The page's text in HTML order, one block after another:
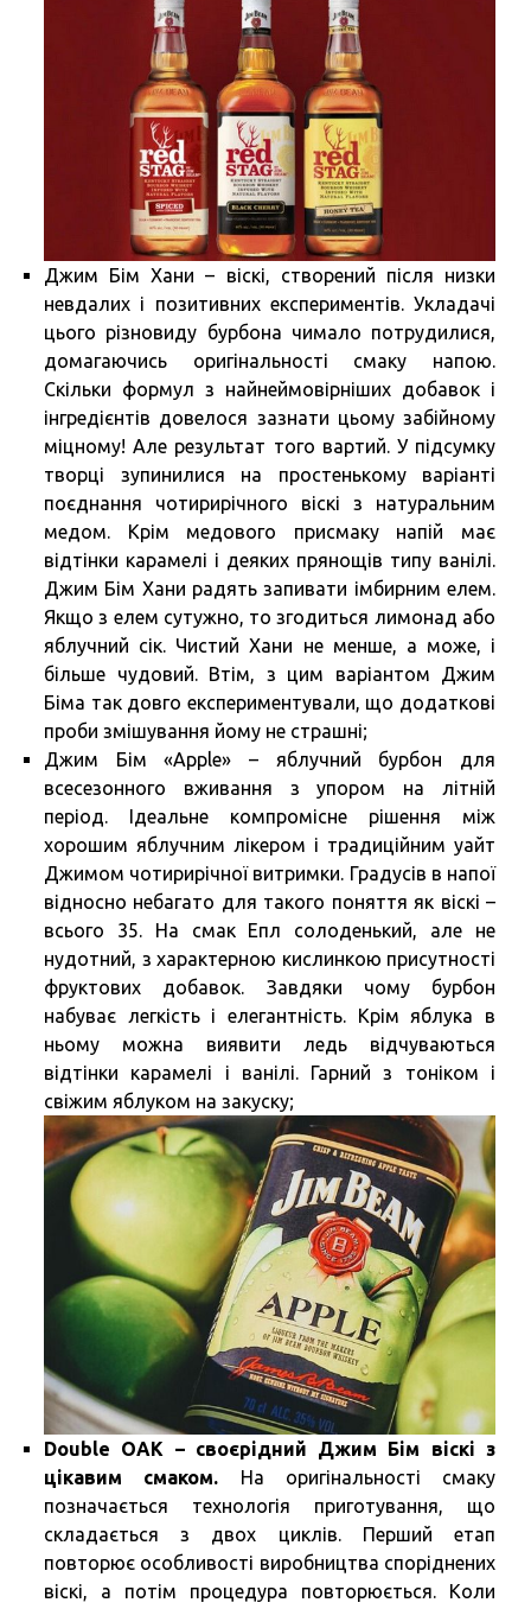
Джим Бім Хани – віскі, створений після низки
невдалих і позитивних експериментів. Укладачі
цього різновиду бурбона чимало потрудилися,
домагаючись оригінальності смаку напою.
Скільки формул з найнеймовірніших добавок і
інгредієнтів довелося зазнати цьому забійному
міцному! Але результат того вартий. У підсумку
творці зупинилися на простенькому варіанті
поєднання чотирирічного віскі з натуральним
медом. Крім медового присмаку напій має
відтінки карамелі і деяких прянощів типу ванілі.
Джим Бім Хани радять запивати імбирним елем.
Якщо з елем сутужно, то згодиться лимонад або
яблучний сік. Чистий Хани не менше, а може, і
більше чудовий. Втім, з цим варіантом Джим
Біма так довго експериментували, що додаткові
проби змішування йому не страшні;
Джим Бім «Apple» – яблучний бурбон для
всесезонного вживання з упором на літній
період. Ідеальне компромісне рішення між
хорошим яблучним лікером і традиційним уайт
Джимом чотирирічної витримки. Градусів в напої
відносно небагато для такого поняття як віскі –
всього 35. На смак Епл солоденький, але не
нудотний, з характерною кислинкою присутності
фруктових добавок. Завдяки чому бурбон
набуває легкість і елегантність. Крім яблука в
ньому можна виявити ледь відчуваються
відтінки карамелі і ванілі. Гарний з тоніком і
свіжим яблуком на закуску;
Double OAK – своєрідний Джим Бім віскі з
цікавим смаком. На оригінальності смаку
позначається технологія приготування, що
складається з двох циклів. Перший етап
повторює особливості виробництва споріднених
віскі, а потім процедура повторюється. Коли